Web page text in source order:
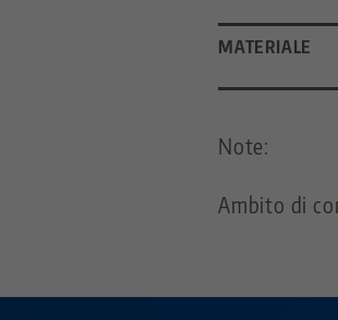
MATERIALE
Note:
Ambito di